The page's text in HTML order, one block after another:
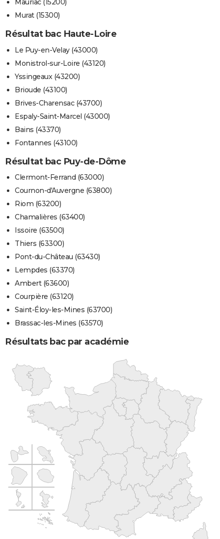
Mauriac (15200)
Murat (15300)
Résultat bac Haute-Loire
Le Puy-en-Velay (43000)
Monistrol-sur-Loire (43120)
Yssingeaux (43200)
Brioude (43100)
Brives-Charensac (43700)
Espaly-Saint-Marcel (43000)
Bains (43370)
Fontannes (43100)
Résultat bac Puy-de-Dôme
Clermont-Ferrand (63000)
Cournon-d'Auvergne (63800)
Riom (63200)
Chamalières (63400)
Issoire (63500)
Thiers (63300)
Pont-du-Château (63430)
Lempdes (63370)
Ambert (63600)
Courpière (63120)
Saint-Éloy-les-Mines (63700)
Brassac-les-Mines (63570)
Résultats bac par académie